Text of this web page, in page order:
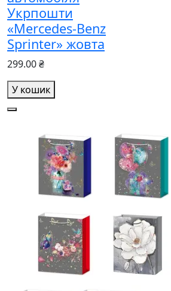
Укрпошти
«Mercedes-Benz
Sprinter» жовта
299.00 ₴
У кошик